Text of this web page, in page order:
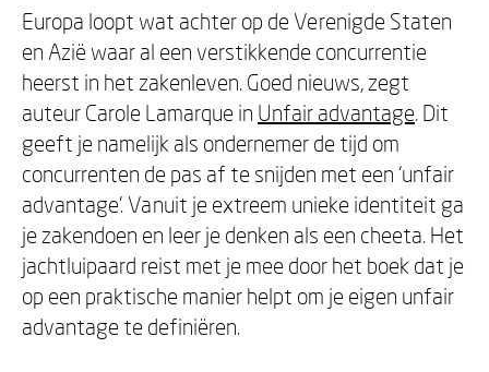
Europa loopt wat achter op de Verenigde Staten
en Azië waar al een verstikkende concurrentie
heerst in het zakenleven. Goed nieuws, zegt
auteur Carole Lamarque in Unfair advantage. Dit
geeft je namelijk als ondernemer de tijd om
concurrenten de pas af te snijden met een ‘unfair
advantage’. Vanuit je extreem unieke identiteit ga
je zakendoen en leer je denken als een cheeta. Het
jachtluipaard reist met je mee door het boek dat je
op een praktische manier helpt om je eigen unfair
advantage te definiëren.